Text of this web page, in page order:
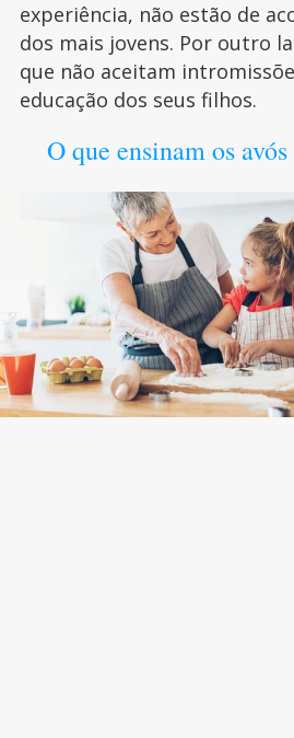
experiência, não estão de
dos mais jovens. Por outro
que não aceitam
educação dos seus filhos.
O que ensinam os